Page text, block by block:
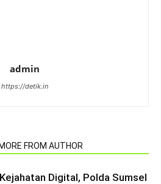
admin
https://detik.in
MORE FROM AUTHOR
Digital, Polda Sumsel